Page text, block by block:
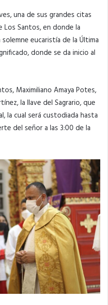
una de sus grandes citas
Los Santos, en donde la
eucaristía de la Última
donde se da inicio al
Maximiliano Amaya Potes,
la llave del Sagrario, que
la cual será custodiada hasta
del señor a las 3:00 de la